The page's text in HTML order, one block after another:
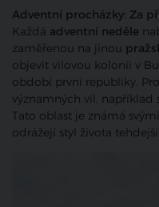
Adventní procházky: Za
Každá adventní neděle
zaměřenou na jinou
objevit vilovou kolonii v
období první republiky.
významných vil, například
Tato oblast je známá
odrážejí styl života